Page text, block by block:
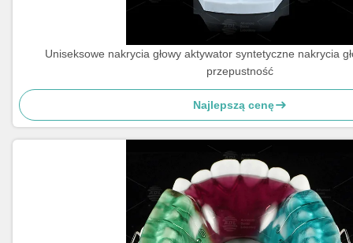
Uniseksowe nakrycia głowy aktywator syntetyczne nakrycia
przepustność
Najlepszą cenę